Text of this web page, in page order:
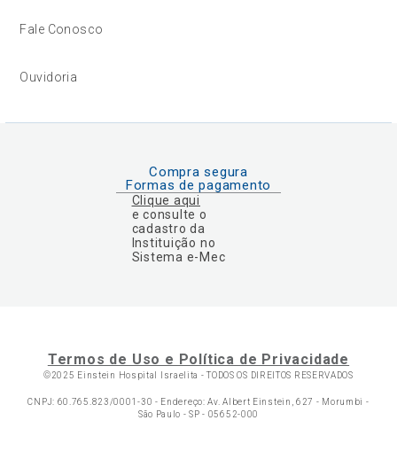
Fale Conosco
Ouvidoria
Compra segura
Formas de pagamento
Clique aqui
e consulte o
cadastro da
Instituição no
Sistema e-Mec
Termos de Uso e Política de Privacidade
©2025 Einstein Hospital Israelita -TODOS OS DIREITOS RESERVADOS
CNPJ: 60.765.823/0001-30 - Endereço: Av. Albert Einstein, 627 - Morumbi -
São Paulo - SP - 05652-000